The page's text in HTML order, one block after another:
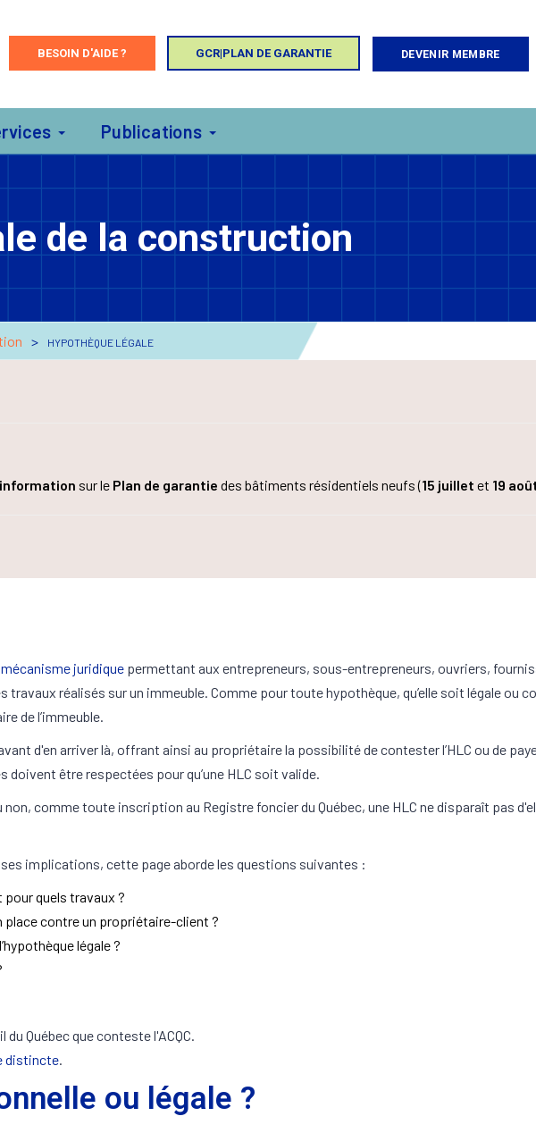
BESOIN D'AIDE ? GCR|PLAN DE GARANTIE DEVENIR MEMBRE
Publications
de la construction
HYPOTHÈQUE LÉGALE
sur le Plan de garantie des bâtiments résidentiels neufs (15 juillet et 19
mécanisme juridique permettant aux entrepreneurs, sous-entrepreneurs, ouvriers,
réalisés sur un immeuble. Comme pour toute hypothèque, qu’elle soit légale ou
de l’immeuble.
d'en arriver là, offrant ainsi au propriétaire la possibilité de contester l’HLC ou de
être respectées pour qu’une HLC soit valide.
comme toute inscription au Registre foncier du Québec, une HLC ne disparaît pas
implications, cette page aborde les questions suivantes :
pour quels travaux ?
place contre un propriétaire-client ?
légale ?
Québec que conteste l'ACQC.
distincte.
ou légale ?